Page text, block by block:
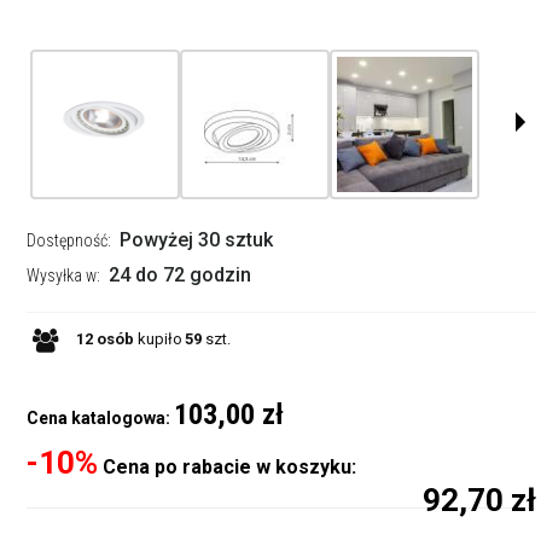
Dostępność: Powyżej 30 sztuk
Wysyłka w: 24 do 72 godzin
12 osób kupiło 59 szt.
Cena katalogowa: 103,00 zł
-10% Cena po rabacie w koszyku:
92,70 zł